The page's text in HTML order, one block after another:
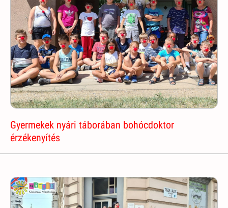
Gyermekek nyári táborában bohócdoktor
érzékenyítés